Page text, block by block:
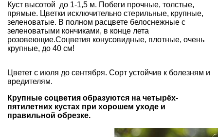
Куст высотой до 1-1,5 м. Побеги прочные, толстые,
прямые. Цветки исключительно стерильные, крупные,
зеленоватые. В полном расцвете белоснежные с
зеленоватыми кончиками, в конце лета
розовеющие.Соцветия конусовидные, плотные, очень
крупные, до 40 см!
Цветет с июля до сентября. Сорт устойчив к болезням и
вредителям.
Крупные соцветия образуются на четырёх-
пятилетних кустах при хорошем уходе и
правильной обрезке.